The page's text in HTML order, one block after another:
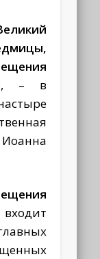
цы,
, – в
входит